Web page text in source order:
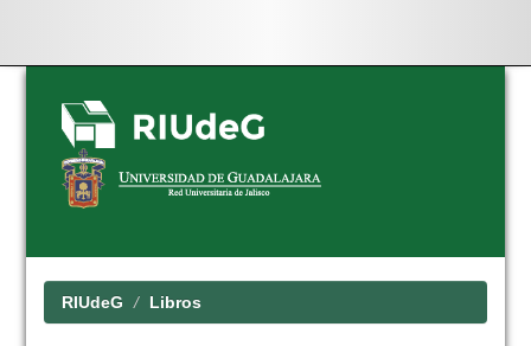
Skip
navigation
RIUdeG Libros